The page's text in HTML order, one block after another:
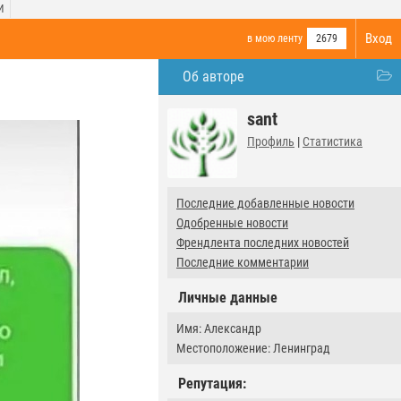
Вход
в мою ленту 2679
Об авторе
sant
Профиль | Статистика
Последние добавленные новости
Одобренные новости
Френдлента последних новостей
Последние комментарии
Личные данные
Имя: Александр
Местоположение: Ленинград
Репутация: